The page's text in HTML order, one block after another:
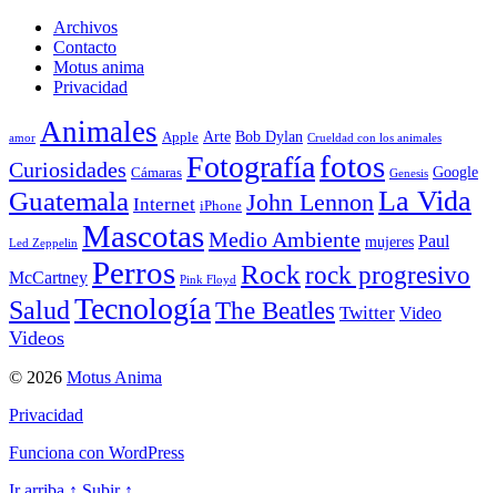
Archivos
Contacto
Motus anima
Privacidad
amor Animales Apple Arte Bob Dylan Crueldad con los animales
Curiosidades Cámaras Fotografíafotos Genesis Google
Guatemala Internet iPhone John Lennon La Vida
Led Zeppelin MascotasMedio Ambiente mujeres Paul
McCartney Perros Pink Floyd Rock rock progresivo
SaludTecnología The Beatles Twitter Video
Videos
© 2026 Motus Anima
Privacidad
Funciona con WordPress